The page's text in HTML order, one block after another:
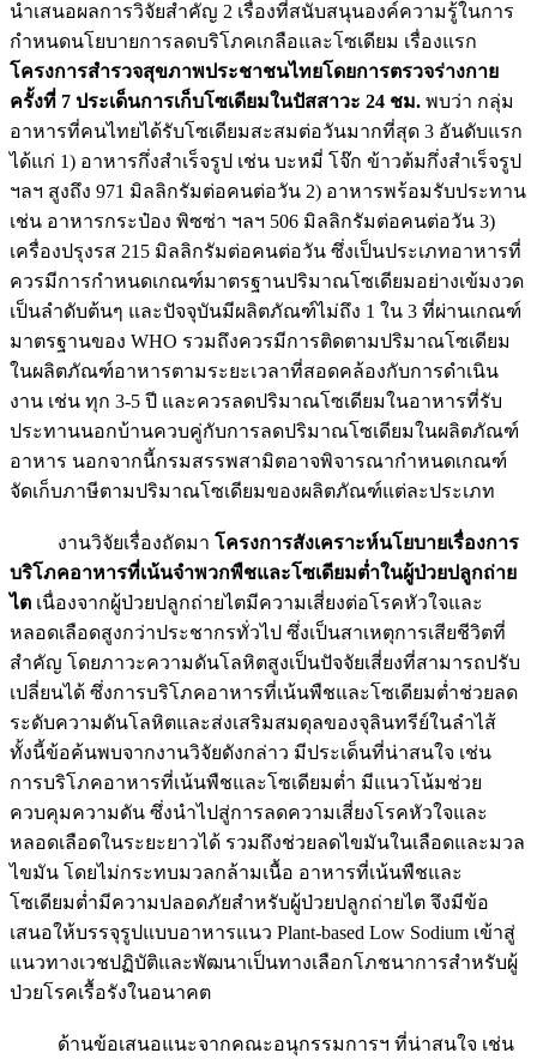
นำเสนอผลการวิจัยสำคัญ 2 เรื่องที่สนับสนุนองค์ความรู้ในการ
กำหนดนโยบายการลดบริโภคเกลือและโซเดียม เรื่องแรก
โครงการสำรวจสุขภาพประชาชนไทยโดยการตรวจร่างกาย
ครั้งที่ 7 ประเด็นการเก็บโซเดียมในปัสสาวะ 24 ชม. พบว่า กลุ่ม
อาหารที่คนไทยได้รับโซเดียมสะสมต่อวันมากที่สุด 3 อันดับแรก
ได้แก่ 1) อาหารกึ่งสำเร็จรูป เช่น บะหมี่ โจ๊ก ข้าวต้มกึ่งสำเร็จรูป
ฯลฯ สูงถึง 971 มิลลิกรัมต่อคนต่อวัน 2) อาหารพร้อมรับประทาน
เช่น อาหารกระป๋อง พิซซ่า ฯลฯ 506 มิลลิกรัมต่อคนต่อวัน 3)
เครื่องปรุงรส 215 มิลลิกรัมต่อคนต่อวัน ซึ่งเป็นประเภทอาหารที่
ควรมีการกำหนดเกณฑ์มาตรฐานปริมาณโซเดียมอย่างเข้มงวด
เป็นลำดับต้นๆ และปัจจุบันมีผลิตภัณฑ์ไม่ถึง 1 ใน 3 ที่ผ่านเกณฑ์
มาตรฐานของ WHO รวมถึงควรมีการติดตามปริมาณโซเดียม
ในผลิตภัณฑ์อาหารตามระยะเวลาที่สอดคล้องกับการดำเนิน
งาน เช่น ทุก 3-5 ปี และควรลดปริมาณโซเดียมในอาหารที่รับ
ประทานนอกบ้านควบคู่กับการลดปริมาณโซเดียมในผลิตภัณฑ์
อาหาร นอกจากนี้กรมสรรพสามิตอาจพิจารณากำหนดเกณฑ์
จัดเก็บภาษีตามปริมาณโซเดียมของผลิตภัณฑ์แต่ละประเภท
งานวิจัยเรื่องถัดมา โครงการสังเคราะห์นโยบายเรื่องการ
บริโภคอาหารที่เน้นจำพวกพืชและโซเดียมต่ำในผู้ป่วยปลูกถ่าย
ไต เนื่องจากผู้ป่วยปลูกถ่ายไตมีความเสี่ยงต่อโรคหัวใจและ
หลอดเลือดสูงกว่าประชากรทั่วไป ซึ่งเป็นสาเหตุการเสียชีวิตที่
สำคัญ โดยภาวะความดันโลหิตสูงเป็นปัจจัยเสี่ยงที่สามารถปรับ
เปลี่ยนได้ ซึ่งการบริโภคอาหารที่เน้นพืชและโซเดียมต่ำช่วยลด
ระดับความดันโลหิตและส่งเสริมสมดุลของจุลินทรีย์ในลำไส้
ทั้งนี้ข้อค้นพบจากงานวิจัยดังกล่าว มีประเด็นที่น่าสนใจ เช่น
การบริโภคอาหารที่เน้นพืชและโซเดียมต่ำ มีแนวโน้มช่วย
ควบคุมความดัน ซึ่งนำไปสู่การลดความเสี่ยงโรคหัวใจและ
หลอดเลือดในระยะยาวได้ รวมถึงช่วยลดไขมันในเลือดและมวล
ไขมัน โดยไม่กระทบมวลกล้ามเนื้อ อาหารที่เน้นพืชและ
โซเดียมต่ำมีความปลอดภัยสำหรับผู้ป่วยปลูกถ่ายไต จึงมีข้อ
เสนอให้บรรจุรูปแบบอาหารแนว Plant-based Low Sodium เข้าสู่
แนวทางเวชปฏิบัติและพัฒนาเป็นทางเลือกโภชนาการสำหรับผู้
ป่วยโรคเรื้อรังในอนาคต
ด้านข้อเสนอแนะจากคณะอนุกรรมการฯ ที่น่าสนใจ เช่น